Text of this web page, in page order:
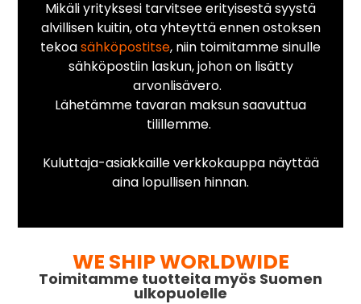
Mikäli yrityksesi tarvitsee erityisestä syystä
alvillisen kuitin, ota yhteyttä ennen ostoksen
tekoasähköpostitse, niin toimitamme sinulle
sähköpostiin laskun, johon on lisätty
arvonlisävero.
Lähetämme tavaran maksun saavuttua
tilillemme.
Kuluttaja-asiakkaille verkkokauppa näyttää
aina lopullisen hinnan.
WE SHIP WORLDWIDE
Toimitamme tuotteita myös Suomen
ulkopuolelle